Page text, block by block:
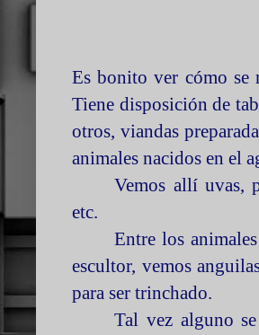
Es bonito ver cómo se
Tiene disposición de
otros, viandas
animales nacidos en el
Vemos allí uvas,
etc.
Entre los
escultor, vemos
para ser trinchado.
Tal vez alguno